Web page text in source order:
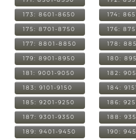
173: 8601-8650 174:
175: 8701-8750 176:
177: 8801-8850 178:
179: 8901-8950 180:
181: 9001-9050 182:
183: 9101-9150 184:
185: 9201-9250 186:
187: 9301-9350 188:
189: 9401-9450 190: